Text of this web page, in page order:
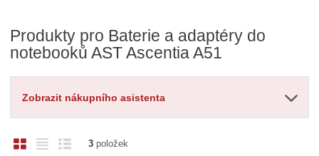
Produkty pro Baterie a adaptéry do
notebooků AST Ascentia A51
Zobrazit nákupního asistenta
O
Ř
3položek